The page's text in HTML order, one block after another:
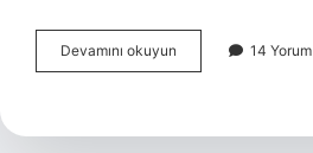
Devamını okuyun Bulmacada
kara
?
14 Yorum